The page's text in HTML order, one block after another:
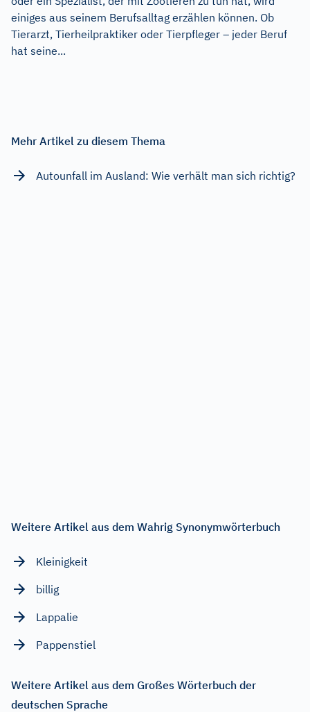
einiges aus seinem Berufsalltag erzählen können. Ob
Tierarzt, Tierheilpraktiker oder Tierpfleger – jeder Beruf
hat seine...
Mehr Artikel zu diesem Thema
Autounfall im Ausland: Wie verhält man sich richtig?
Weitere Artikel aus dem Wahrig Synonymwörterbuch
Kleinigkeit
billig
Lappalie
Pappenstiel
Weitere Artikel aus dem Großes Wörterbuch der
deutschen Sprache